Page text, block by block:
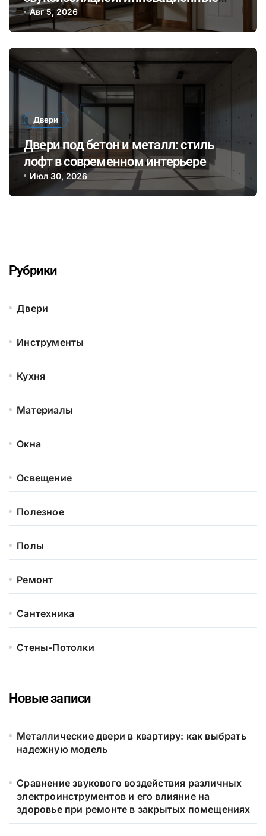
материалы и технологии для
комфортного общения и уединения в
доме
Авг 5, 2026
Двери
Двери под бетон и металл: стиль
лофт в современном интерьере
Июл 30, 2026
Рубрики
Двери
Инструменты
Кухня
Материалы
Окна
Освещение
Полезное
Полы
Ремонт
Сантехника
Стены-Потолки
Новые записи
Металлические двери в квартиру: как выбрать
надежную модель
Сравнение звукового воздействия различных
электроинструментов и его влияние на
здоровье при ремонте в закрытых помещениях